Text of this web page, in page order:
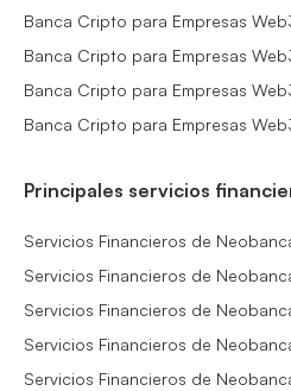
Banca Cripto para Empresas
Banca Cripto para Empresas
Banca Cripto para Empresas
Banca Cripto para Empresas
Principales servicios
Servicios Financieros de
Servicios Financieros de
Servicios Financieros de
Servicios Financieros de
Servicios Financieros de